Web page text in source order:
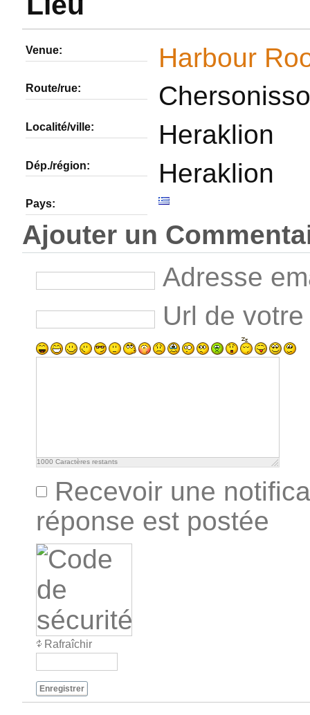
Venue: Harbour
Route/rue:
Localité/ville: Heraklion
Dép./région: Heraklion
Pays:
Ajouter un
Adresse
Url de
1000 Caractères restants
Recevoir une
réponse est postée
Rafraîchir
Enregistrer